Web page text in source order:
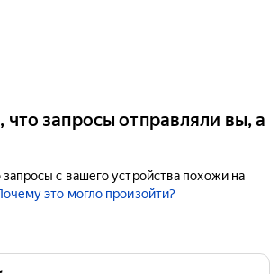
что запросы отправляли вы, а
с вашего устройства похожи на
это могло произойти?